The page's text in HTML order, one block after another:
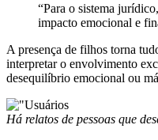
“Para o sistema
impacto emocional e
A presença de filhos torna
interpretar o envolvimento
desequilíbrio emocional ou
Há relatos de pessoas que